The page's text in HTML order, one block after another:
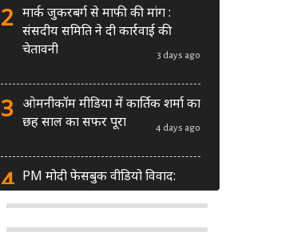
2 मार्क जुकरबर्ग से माफी की मांग :
संसदीय समिति ने दी कार्रवाई की
चेतावनी
3 days ago
3 ओमनीकॉम मीडिया में कार्तिक शर्मा का
छह साल का सफर पूरा
4 days ago
4 PM मोदी फेसबुक वीडियो विवाद:
MeitY से मिलेगी मेटा की ग्लोबल टीम